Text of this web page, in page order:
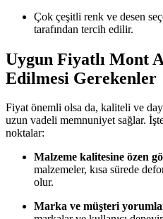
Çok çeşitli renk ve desen
tarafından tercih edilir.
Uygun Fiyatlı Mont
Edilmesi Gerekenler
Fiyat önemli olsa da, kaliteli ve
uzun vadeli memnuniyet sağlar.
noktalar:
Malzeme kalitesine özen
malzemeler, kısa sürede
olur.
Marka ve müşteri